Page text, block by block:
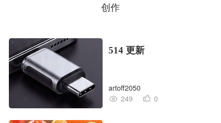
创作
514 更新
artoff2050
249
0